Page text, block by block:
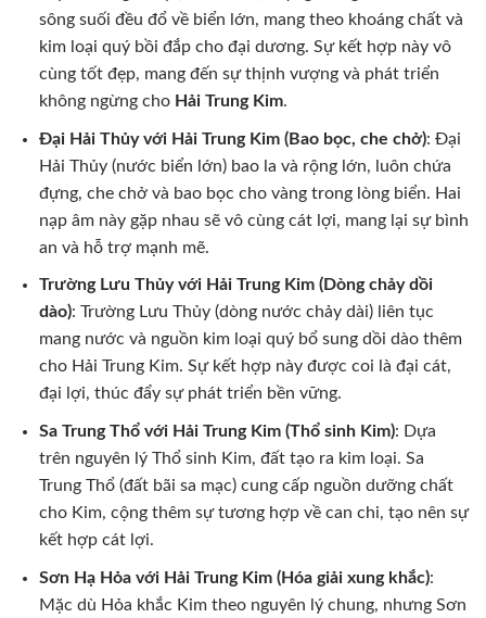
sông suối đều đổ về biển lớn, mang theo khoáng chất và
kim loại quý bồi đắp cho đại dương. Sự kết hợp này vô
cùng tốt đẹp, mang đến sự thịnh vượng và phát triển
không ngừng cho Hải Trung Kim.
Đại Hải Thủy với Hải Trung Kim (Bao bọc, che chở): Đại
Hải Thủy (nước biển lớn) bao la và rộng lớn, luôn chứa
đựng, che chở và bao bọc cho vàng trong lòng biển. Hai
nạp âm này gặp nhau sẽ vô cùng cát lợi, mang lại sự bình
an và hỗ trợ mạnh mẽ.
Trường Lưu Thủy với Hải Trung Kim (Dòng chảy dồi
dào): Trường Lưu Thủy (dòng nước chảy dài) liên tục
mang nước và nguồn kim loại quý bổ sung dồi dào thêm
cho Hải Trung Kim. Sự kết hợp này được coi là đại cát,
đại lợi, thúc đẩy sự phát triển bền vững.
Sa Trung Thổ với Hải Trung Kim (Thổ sinh Kim): Dựa
trên nguyên lý Thổ sinh Kim, đất tạo ra kim loại. Sa
Trung Thổ (đất bãi sa mạc) cung cấp nguồn dưỡng chất
cho Kim, cộng thêm sự tương hợp về can chi, tạo nên sự
kết hợp cát lợi.
Sơn Hạ Hỏa với Hải Trung Kim (Hóa giải xung khắc):
Mặc dù Hỏa khắc Kim theo nguyên lý chung, nhưng Sơn